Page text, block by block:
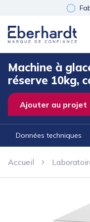
Machine à
réserve 10kg,
Ajouter au projet
Données techniques
Accueil